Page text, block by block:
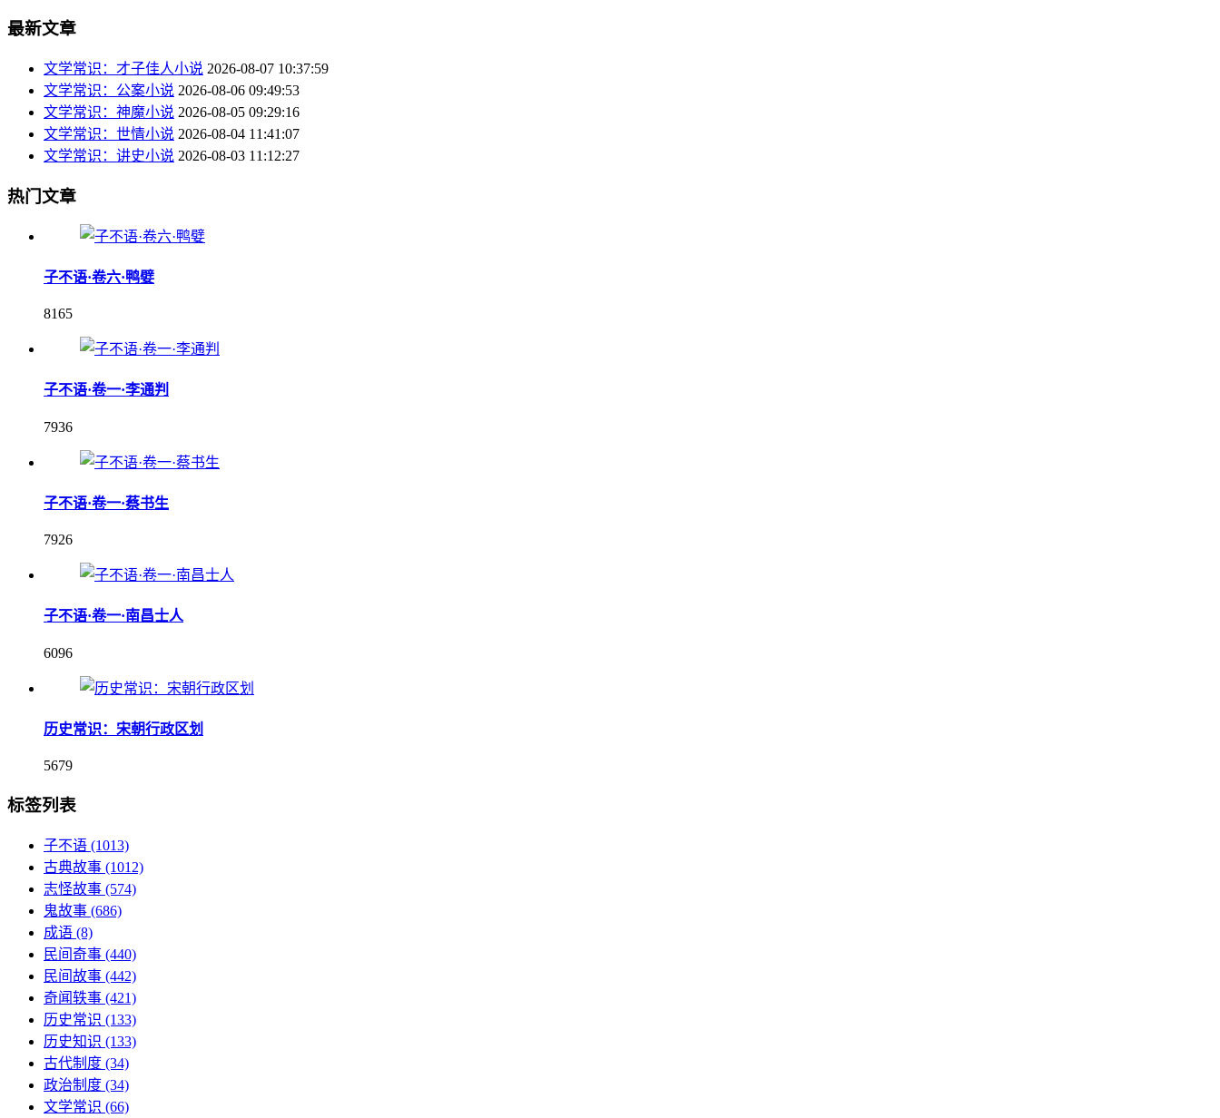
最新文章
文学常识：才子佳人小说 2026-08-07 10:37:59
文学常识：公案小说 2026-08-06 09:49:53
文学常识：神魔小说 2026-08-05 09:29:16
文学常识：世情小说 2026-08-04 11:41:07
文学常识：讲史小说 2026-08-03 11:12:27
热门文章
子不语·卷六·鸭嬖
8165
子不语·卷一·李通判
7936
子不语·卷一·蔡书生
7926
子不语·卷一·南昌士人
6096
历史常识：宋朝行政区划
5679
标签列表
子不语 (1013)
古典故事 (1012)
志怪故事 (574)
鬼故事 (686)
成语 (8)
民间奇事 (440)
民间故事 (442)
奇闻轶事 (421)
历史常识 (133)
历史知识 (133)
古代制度 (34)
政治制度 (34)
文学常识 (66)